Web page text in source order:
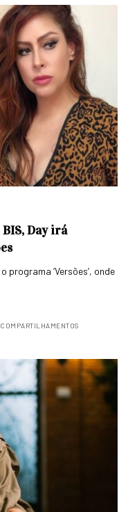
Day irá
programa ‘Versões’, onde